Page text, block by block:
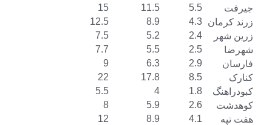
5.5
11.5
15
4.3
8.9
12.5
2.4
5.2
7.5
2.5
5.5
7.7
2.9
6.3
9
8.5
17.8
22
1.8
5.5
2.6
5.9
8
4.1
8.9
12